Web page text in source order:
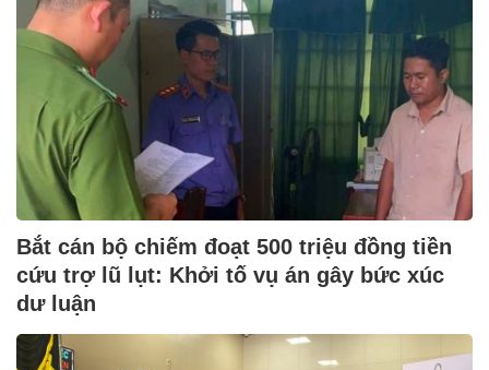
Bắt cán bộ chiếm đoạt 500 triệu đồng tiền
cứu trợ lũ lụt: Khởi tố vụ án gây bức xúc
dư luận